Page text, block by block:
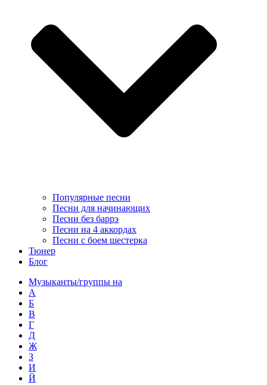
Популярные песни
Песни для начинающих
Песни без баррэ
Песни на 4 аккордах
Песни с боем шестерка
Тюнер
Блог
Музыканты/группы на
А
Б
В
Г
Д
Ж
З
И
Й